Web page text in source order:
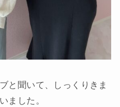
と聞いて、しっくりきま
ました。